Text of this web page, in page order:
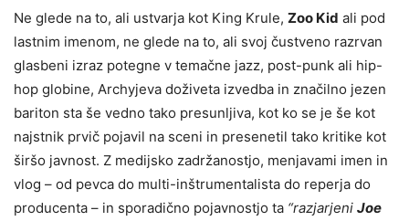
Ne glede na to, ali ustvarja kot King Krule, Zoo Kid ali pod
lastnim imenom, ne glede na to, ali svoj čustveno razrvan
glasbeni izraz potegne v temačne jazz, post-punk ali hip-
hop globine, Archyjeva doživeta izvedba in značilno jezen
bariton sta še vedno tako presunljiva, kot ko se je še kot
najstnik prvič pojavil na sceni in presenetil tako kritike kot
širšo javnost. Z medijsko zadržanostjo, menjavami imen in
vlog – od pevca do multi-inštrumentalista do reperja do
producenta – in sporadično pojavnostjo ta “razjarjeni Joe